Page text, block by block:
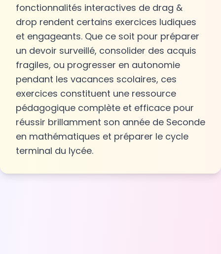
fonctionnalités interactives de drag &
drop rendent certains exercices ludiques
et engageants. Que ce soit pour préparer
un devoir surveillé, consolider des acquis
fragiles, ou progresser en autonomie
pendant les vacances scolaires, ces
exercices constituent une ressource
pédagogique complète et efficace pour
réussir brillamment son année de Seconde
en mathématiques et préparer le cycle
terminal du lycée.